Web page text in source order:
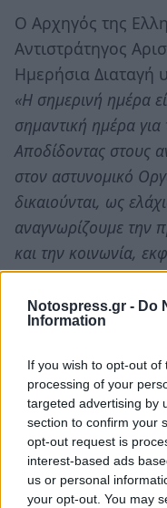
Notospress.gr - Do
Information
If you wish to opt-out
processing of your
targeted advertising by
section to confirm your
opt-out request is
interest-based ads
us or personal
your opt-out. You may
Ο Αρχηγός της
Αντιστράτηγος
Ημερήσια Διαταγή
«Η σημερινή ημέρα
σημαντική ημέρα
Αποδίδοντας στους
στον αστυνομικό
δικαιούνται, ως
αναγνωρίζουμε την
και την κοινωνία,
σεβασμό μας στο
θυσίες τους.
συναισθανόμαστε
υποχρέωση που
τους, να
άφησαν, να
προοπτική για την
επέκταση ένα
τις σύγχρονες και